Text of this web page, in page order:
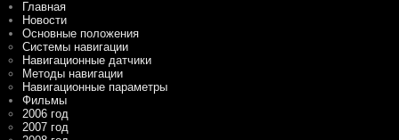
Главная
Новости
Основные положения
Системы навигации
Навигационные датчики
Методы навигации
Навигационные параметры
Фильмы
2006 год
2007 год